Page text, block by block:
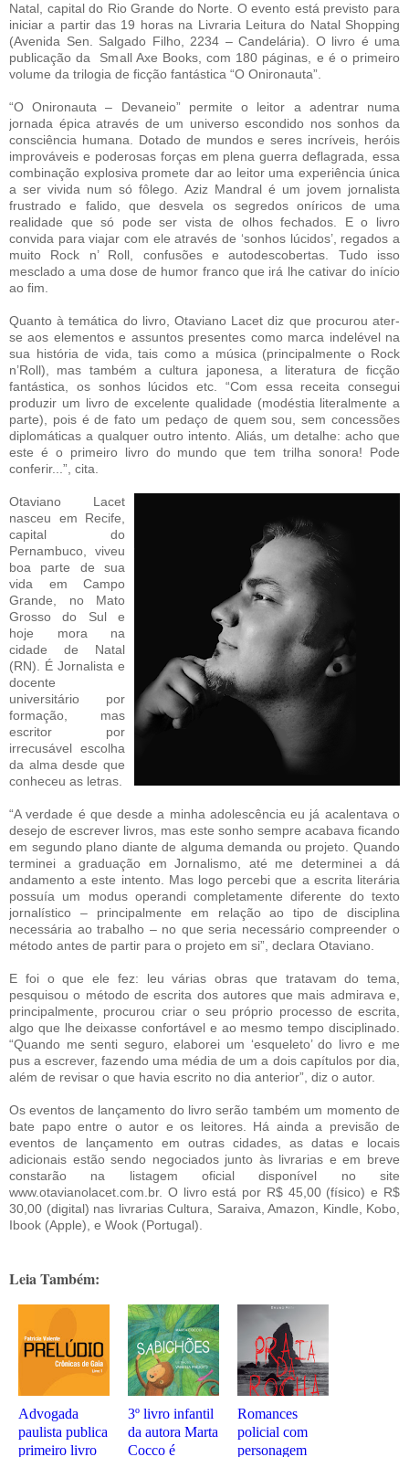
Natal, capital do Rio Grande do Norte. O evento está previsto para
iniciar a partir das 19 horas na Livraria Leitura do Natal Shopping
(Avenida Sen. Salgado Filho, 2234 – Candelária). O livro é uma
publicação da Small Axe Books, com 180 páginas, e é o primeiro
volume da trilogia de ficção fantástica “O Onironauta”.
“O Onironauta – Devaneio” permite o leitor a adentrar numa
jornada épica através de um universo escondido nos sonhos da
consciência humana. Dotado de mundos e seres incríveis, heróis
improváveis e poderosas forças em plena guerra deflagrada, essa
combinação explosiva promete dar ao leitor uma experiência única
a ser vivida num só fôlego. Aziz Mandral é um jovem jornalista
frustrado e falido, que desvela os segredos oníricos de uma
realidade que só pode ser vista de olhos fechados. E o livro
convida para viajar com ele através de ‘sonhos lúcidos’, regados a
muito Rock n’ Roll, confusões e autodescobertas. Tudo isso
mesclado a uma dose de humor franco que irá lhe cativar do início
ao fim.
Quanto à temática do livro, Otaviano Lacet diz que procurou ater-
se aos elementos e assuntos presentes como marca indelével na
sua história de vida, tais como a música (principalmente o Rock
n’Roll), mas também a cultura japonesa, a literatura de ficção
fantástica, os sonhos lúcidos etc. “Com essa receita consegui
produzir um livro de excelente qualidade (modéstia literalmente a
parte), pois é de fato um pedaço de quem sou, sem concessões
diplomáticas a qualquer outro intento. Aliás, um detalhe: acho que
este é o primeiro livro do mundo que tem trilha sonora! Pode
conferir...”, cita.
Otaviano Lacet
nasceu em Recife,
capital do
Pernambuco, viveu
boa parte de sua
vida em Campo
Grande, no Mato
Grosso do Sul e
hoje mora na
cidade de Natal
(RN). É Jornalista e
docente
universitário por
formação, mas
escritor por
irrecusável escolha
da alma desde que
conheceu as letras.
“A verdade é que desde a minha adolescência eu já acalentava o
desejo de escrever livros, mas este sonho sempre acabava ficando
em segundo plano diante de alguma demanda ou projeto. Quando
terminei a graduação em Jornalismo, até me determinei a dá
andamento a este intento. Mas logo percebi que a escrita literária
possuía um modus operandi completamente diferente do texto
jornalístico – principalmente em relação ao tipo de disciplina
necessária ao trabalho – no que seria necessário compreender o
método antes de partir para o projeto em si”, declara Otaviano.
E foi o que ele fez: leu várias obras que tratavam do tema,
pesquisou o método de escrita dos autores que mais admirava e,
principalmente, procurou criar o seu próprio processo de escrita,
algo que lhe deixasse confortável e ao mesmo tempo disciplinado.
“Quando me senti seguro, elaborei um ‘esqueleto’ do livro e me
pus a escrever, fazendo uma média de um a dois capítulos por dia,
além de revisar o que havia escrito no dia anterior”, diz o autor.
Os eventos de lançamento do livro serão também um momento de
bate papo entre o autor e os leitores. Há ainda a previsão de
eventos de lançamento em outras cidades, as datas e locais
adicionais estão sendo negociados junto às livrarias e em breve
constarão na listagem oficial disponível no site
www.otavianolacet.com.br. O livro está por R$ 45,00 (físico) e R$
30,00 (digital) nas livrarias Cultura, Saraiva, Amazon, Kindle, Kobo,
Ibook (Apple), e Wook (Portugal).
Leia Também:
Advogada
paulista publica
primeiro livro
3º livro infantil
da autora Marta
Cocco é
Romances
policial com
personagem